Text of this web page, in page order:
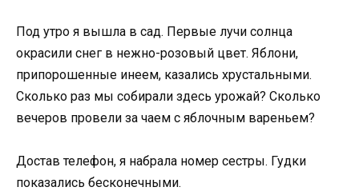
Под утро я вышла в сад. Первые лучи солнца
окрасили снег в нежно-розовый цвет. Яблони,
припорошенные инеем, казались хрустальными.
Сколько раз мы собирали здесь урожай? Сколько
вечеров провели за чаем с яблочным вареньем?
Достав телефон, я набрала номер сестры. Гудки
показались бесконечными.